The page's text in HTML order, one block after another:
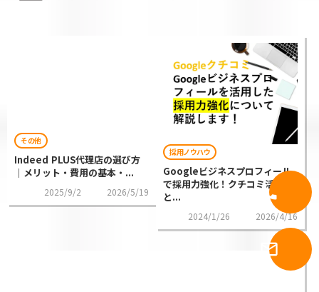
その他
Indeed PLUS代理店の選び方
｜メリット・費用の基本・...
2025/9/2 2026/5/19
採用ノウハウ
Googleビジネスプロフィール
で採用力強化！クチコミ活用
と...
2024/1/26 2026/4/16
mail_outline
メール問
call 電話問合